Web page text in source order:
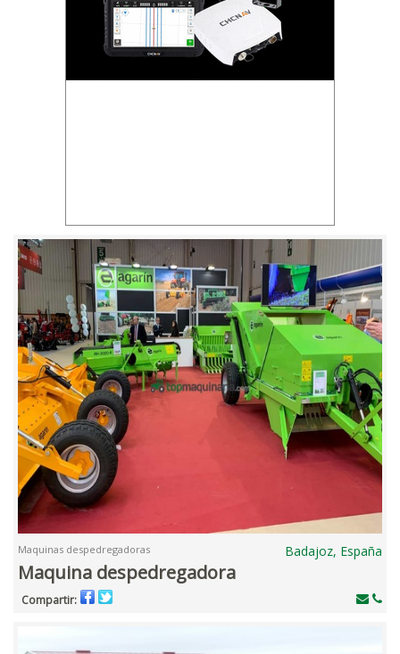
Maquinas despedregadoras Badajoz, España
Maquina despedregadora
Compartir: